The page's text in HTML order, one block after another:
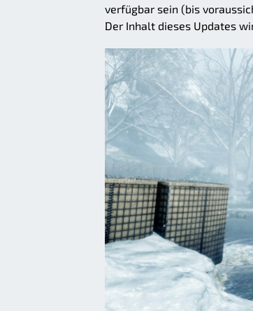
verfügbar sein (bis
Der Inhalt dieses Updates